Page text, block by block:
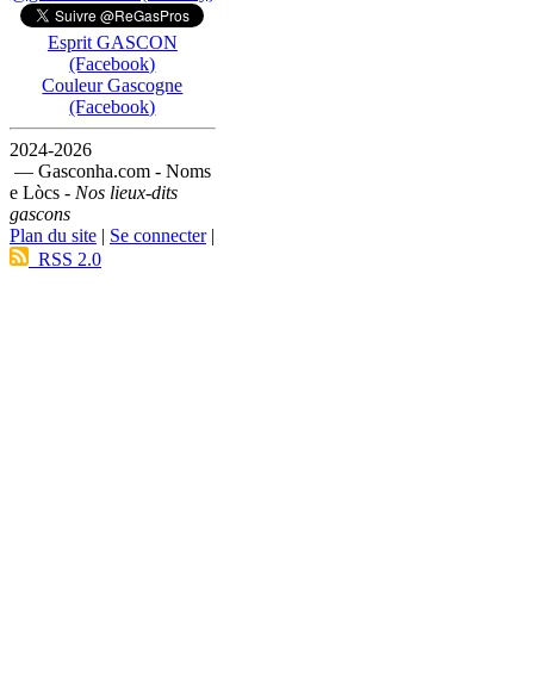
Esprit GASCON
(Facebook)
Couleur Gascogne
(Facebook)
2024-2026
— Gasconha.com - Noms
e Lòcs - Nos lieux-dits
gascons
Plan du site | Se connecter|
RSS 2.0